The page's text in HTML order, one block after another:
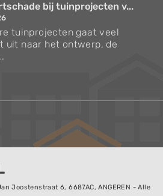
bij tuinprojecten v...
tuinprojecten gaat veel
uit naar het ontwerp, de
Joostenstraat 6, 6687AC, ANGEREN - Alle